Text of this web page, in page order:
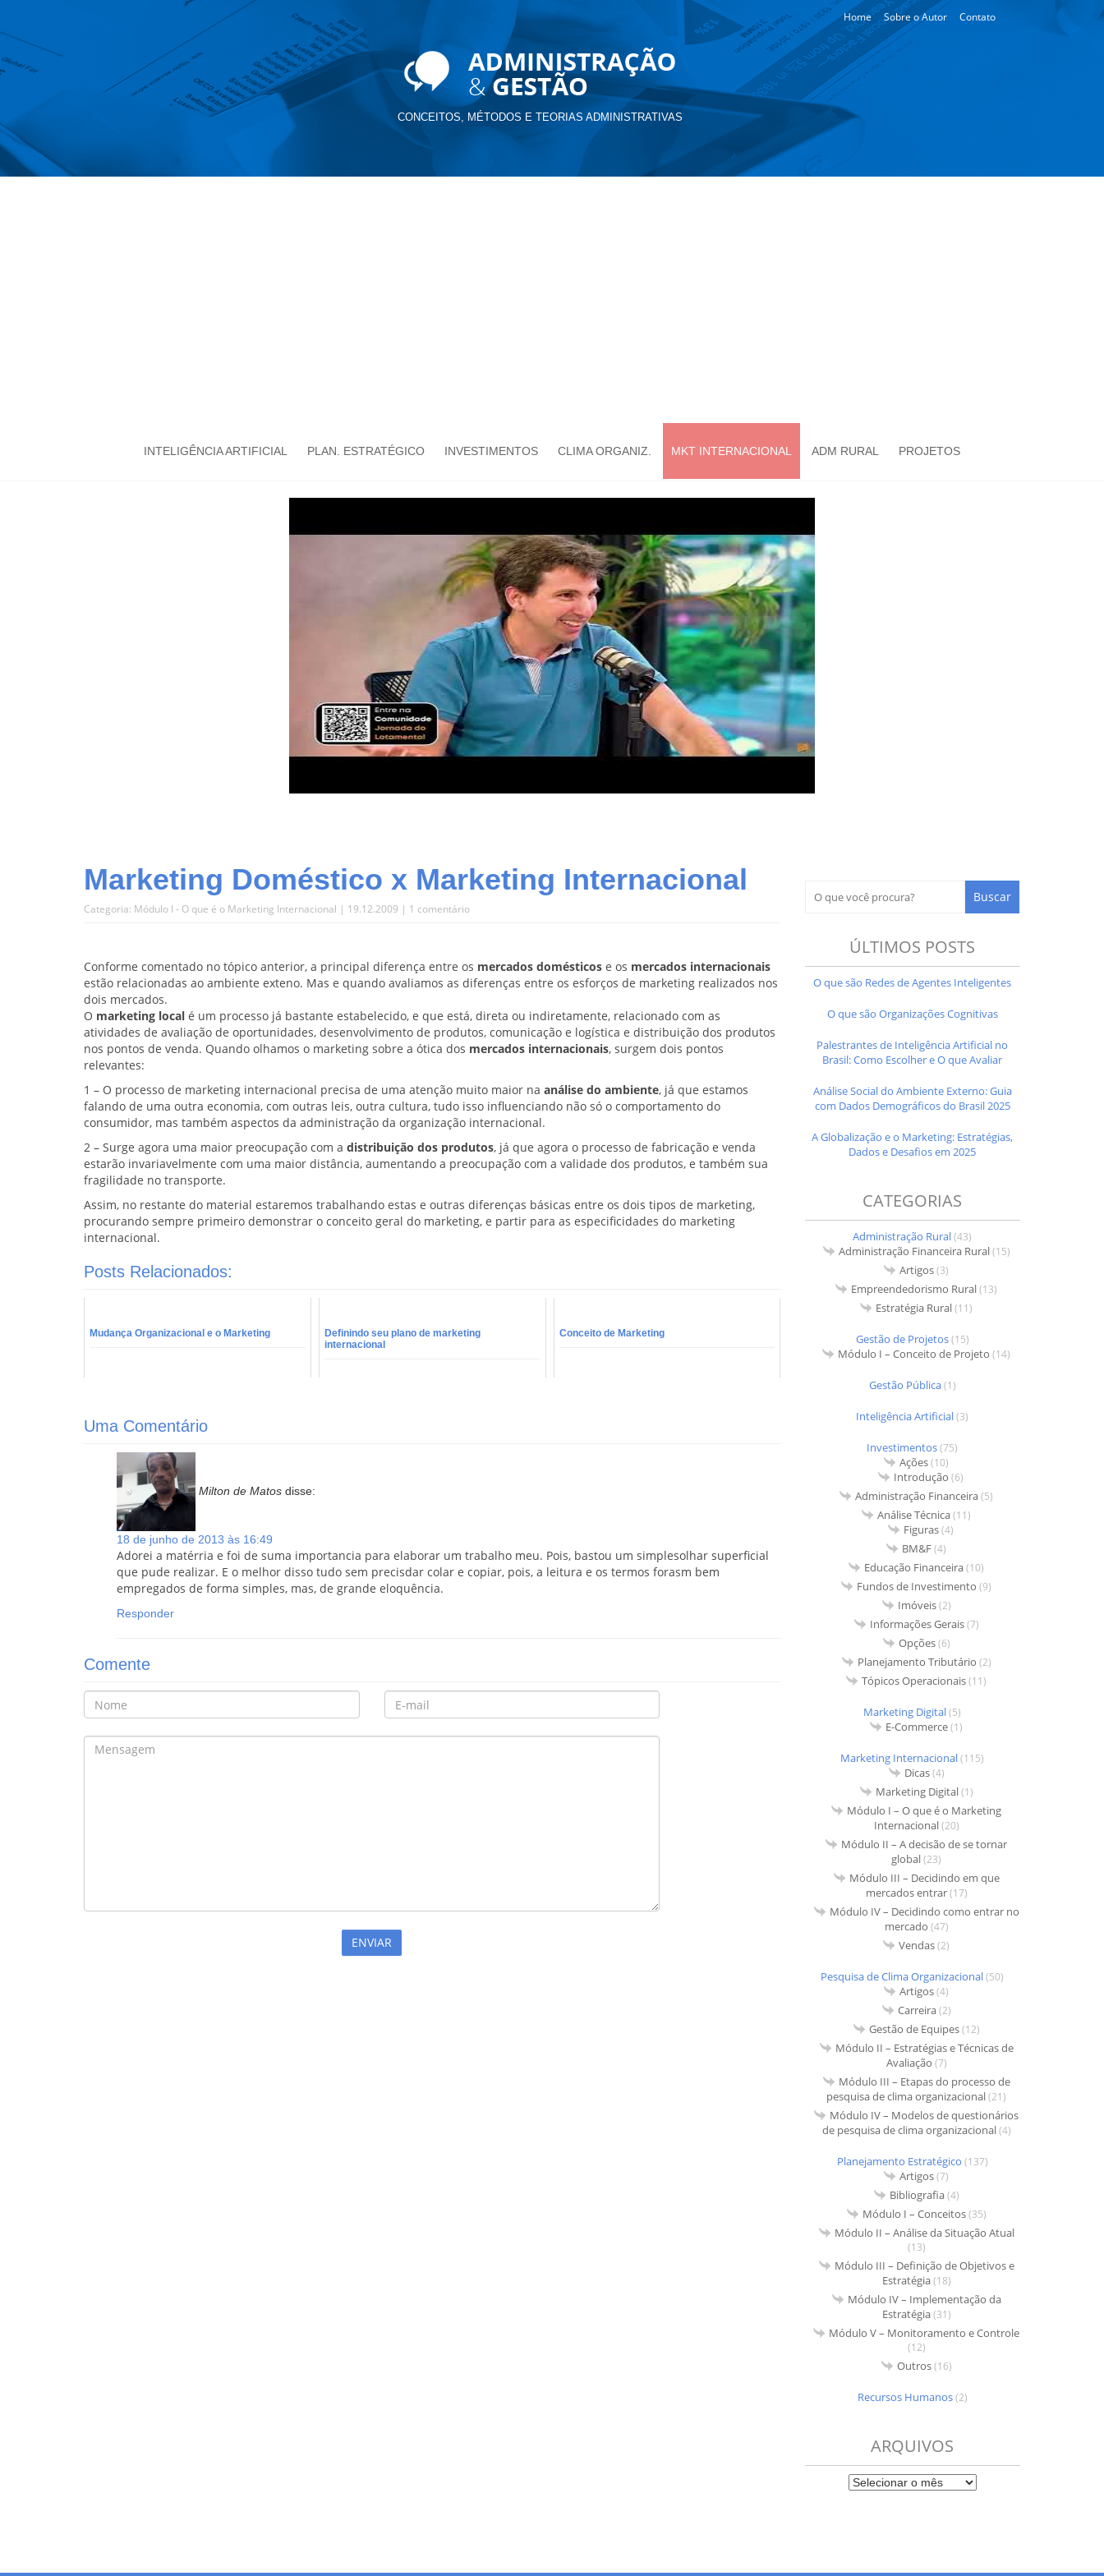
Home Sobre o Autor Contato
CONCEITOS, MÉTODOS E TEORIAS ADMINISTRATIVAS
INTELIGÊNCIA ARTIFICIAL PLAN. ESTRATÉGICO INVESTIMENTOS CLIMA ORGANIZ. MKT INTERNACIONAL ADM RURAL PROJETOS
Marketing Doméstico x Marketing Internacional
Categoria: Módulo I - O que é o Marketing Internacional | 19.12.2009 | 1 comentário
Conforme comentado no tópico anterior, a principal diferença entre os mercados domésticos e os mercados internacionais
estão relacionadas ao ambiente exteno. Mas e quando avaliamos as diferenças entre os esforços de marketing realizados nos
dois mercados.
O marketing local é um processo já bastante estabelecido, e que está, direta ou indiretamente, relacionado com as
atividades de avaliação de oportunidades, desenvolvimento de produtos, comunicação e logística e distribuição dos produtos
nos pontos de venda. Quando olhamos o marketing sobre a ótica dos mercados internacionais, surgem dois pontos
relevantes:
1 – O processo de marketing internacional precisa de uma atenção muito maior na análise do ambiente, já que estamos
falando de uma outra economia, com outras leis, outra cultura, tudo isso influenciando não só o comportamento do
consumidor, mas também aspectos da administração da organização internacional.
2 – Surge agora uma maior preocupação com a distribuição dos produtos, já que agora o processo de fabricação e venda
estarão invariavelmente com uma maior distância, aumentando a preocupação com a validade dos produtos, e também sua
fragilidade no transporte.
Assim, no restante do material estaremos trabalhando estas e outras diferenças básicas entre os dois tipos de marketing,
procurando sempre primeiro demonstrar o conceito geral do marketing, e partir para as especificidades do marketing
internacional.
Posts Relacionados:
Mudança Organizacional e o Marketing
Definindo seu plano de marketing
internacional
Conceito de Marketing
Uma Comentário
Milton de Matos disse:
18 de junho de 2013 às 16:49
Adorei a matérria e foi de suma importancia para elaborar um trabalho meu. Pois, bastou um simplesolhar superficial
que pude realizar. E o melhor disso tudo sem precisdar colar e copiar, pois, a leitura e os termos forasm bem
empregados de forma simples, mas, de grande eloquência.
Responder
Comente
ÚLTIMOS POSTS
O que são Redes de Agentes Inteligentes
O que são Organizações Cognitivas
Palestrantes de Inteligência Artificial no
Brasil: Como Escolher e O que Avaliar
Análise Social do Ambiente Externo: Guia
com Dados Demográficos do Brasil 2025
A Globalização e o Marketing: Estratégias,
Dados e Desafios em 2025
CATEGORIAS
Administração Rural(43)
Administração Financeira Rural(15)
Artigos(3)
Empreendedorismo Rural(13)
Estratégia Rural(11)
Gestão de Projetos(15)
Módulo I – Conceito de Projeto (14)
Gestão Pública(1)
Inteligência Artificial(3)
Investimentos(75)
Ações(10)
Introdução (6)
Administração Financeira(5)
Análise Técnica(11)
Figuras(4)
BM&F(4)
Educação Financeira(10)
Fundos de Investimento (9)
Imóveis(2)
Informações Gerais(7)
Opções(6)
Planejamento Tributário (2)
Tópicos Operacionais(11)
Marketing Digital(5)
E-Commerce(1)
Marketing Internacional(115)
Dicas(4)
Marketing Digital(1)
Módulo I – O que é o Marketing
Internacional(20)
Módulo II – A decisão de se tornar
global(23)
Módulo III – Decidindo em que
mercados entrar(17)
Módulo IV – Decidindo como entrar no
mercado (47)
Vendas(2)
Pesquisa de Clima Organizacional(50)
Artigos(4)
Carreira(2)
Gestão de Equipes(12)
Módulo II – Estratégias e Técnicas de
Avaliação (7)
Módulo III – Etapas do processo de
pesquisa de clima organizacional(21)
Módulo IV – Modelos de questionários
de pesquisa de clima organizacional(4)
Planejamento Estratégico (137)
Artigos(7)
Bibliografia(4)
Módulo I – Conceitos(35)
Módulo II – Análise da Situação Atual
(13)
Módulo III – Definição de Objetivos e
Estratégia(18)
Módulo IV – Implementação da
Estratégia(31)
Módulo V – Monitoramento e Controle
(12)
Outros(16)
Recursos Humanos(2)
ARQUIVOS